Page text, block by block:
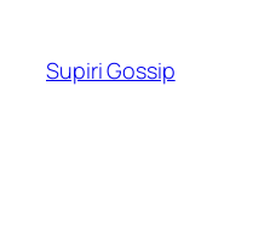
content
Supiri Gossip